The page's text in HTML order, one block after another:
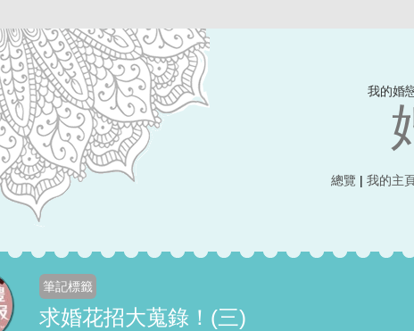
我的婚
總覽 | 我的主
筆記標籤
求婚花招大蒐錄！(三)